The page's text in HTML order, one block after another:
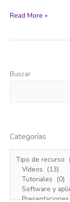
Guía
Read More »
Buscar
Categorías